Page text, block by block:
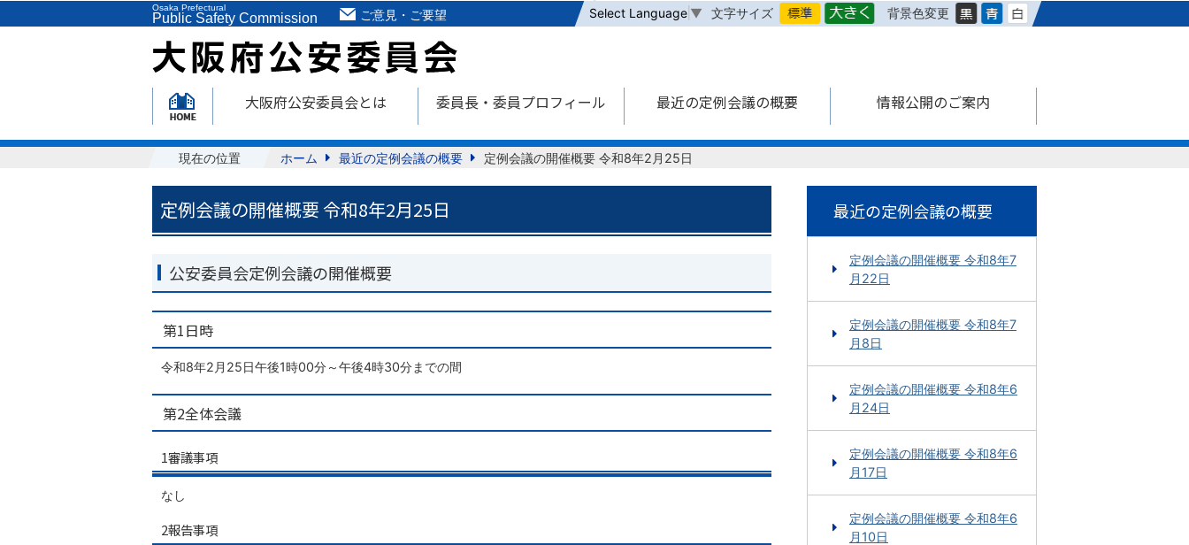
Osaka Prefectural
Public Safety Commission ご意見・ご要望 Select Language ▼ 文字サイズ 背景色変更
大阪府公安委員会とは 委員長・委員プロフィール 最近の定例会議の概要 情報公開のご案内
現在の位置 ホーム 最近の定例会議の概要 定例会議の開催概要 令和8年2月25日
定例会議の開催概要 令和8年2月25日
公安委員会定例会議の開催概要
第1日時
令和8年2月25日午後1時00分～午後4時30分までの間
第2全体会議
1審議事項
なし
2報告事項
最近の定例会議の概要
定例会議の開催概要 令和8年7
月22日
定例会議の開催概要 令和8年7
月8日
定例会議の開催概要 令和8年6
月24日
定例会議の開催概要 令和8年6
月17日
定例会議の開催概要 令和8年6
月10日